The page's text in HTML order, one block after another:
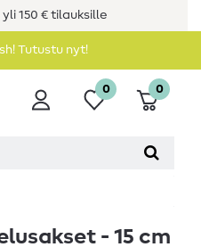
150 € tilauksille
Tutustu nyt!
0 0
- 15 cm